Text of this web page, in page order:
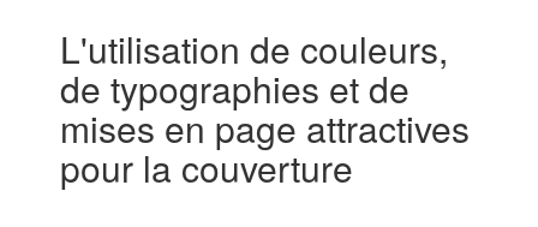
L'utilisation de couleurs,
de typographies et de
mises en page attractives
pour la couverture